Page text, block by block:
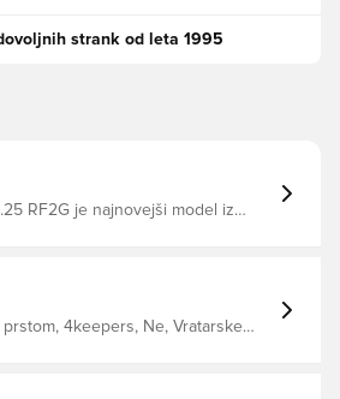
strank od leta 1995
RF2G je najnovejši model iz
v standardnih vremenskih
zasnova RF2G zagotavlja popolno
nadzor nad žogo Dvotočkovno
4keepers, Ne, Vratarske